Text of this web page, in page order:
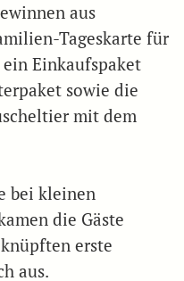
aus
Tageskarte für
ein Einkaufspaket
sowie die
mit dem
bei kleinen
die Gäste
erste
aus.